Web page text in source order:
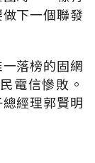
下一個聯發
落榜的固網
電信慘敗。
經理郭賢明